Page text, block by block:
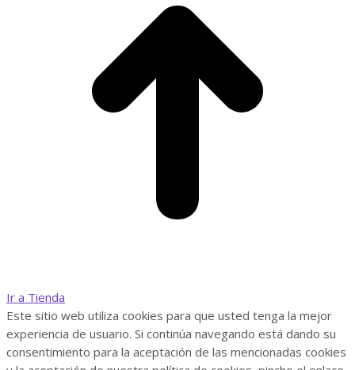
Ir a Tienda
Este sitio web utiliza cookies para que usted tenga la mejor
experiencia de usuario. Si continúa navegando está dando su
consentimiento para la aceptación de las mencionadas cookies